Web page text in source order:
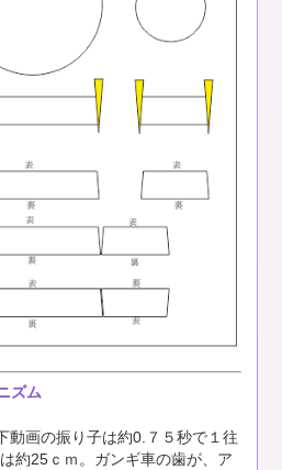
ズム
動画の振り子は約0.７５秒で１往
約25ｃｍ。ガンギ車の歯が、ア